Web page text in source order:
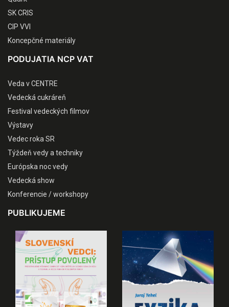
SK CRIS
CIP VVI
Koncepčné materiály
PODUJATIA NCP VAT
Veda v CENTRE
Vedecká cukráreň
Festival vedeckých filmov
Výstavy
Vedec roka SR
Týždeň vedy a techniky
Európska noc vedy
Vedecká show
Konferencie / workshopy
PUBLIKUJEME